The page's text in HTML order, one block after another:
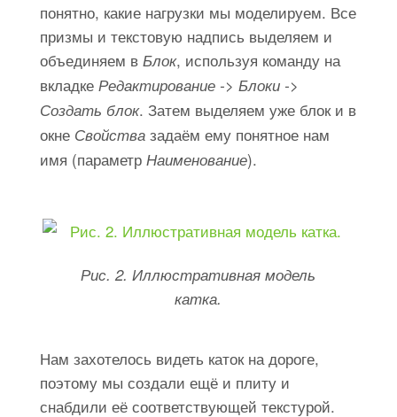
понятно, какие нагрузки мы моделируем. Все
призмы и текстовую надпись выделяем и
объединяем в Блок, используя команду на
вкладке Редактирование -> Блоки ->
Создать блок. Затем выделяем уже блок и в
окне Свойства задаём ему понятное нам
имя (параметр Наименование).
Рис. 2. Иллюстративная модель
катка.
Нам захотелось видеть каток на дороге,
поэтому мы создали ещё и плиту и
снабдили её соответствующей текстурой.